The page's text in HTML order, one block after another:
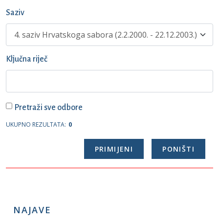
Saziv
Ključna riječ
Pretraži sve odbore
UKUPNO REZULTATA: 0
NAJAVE